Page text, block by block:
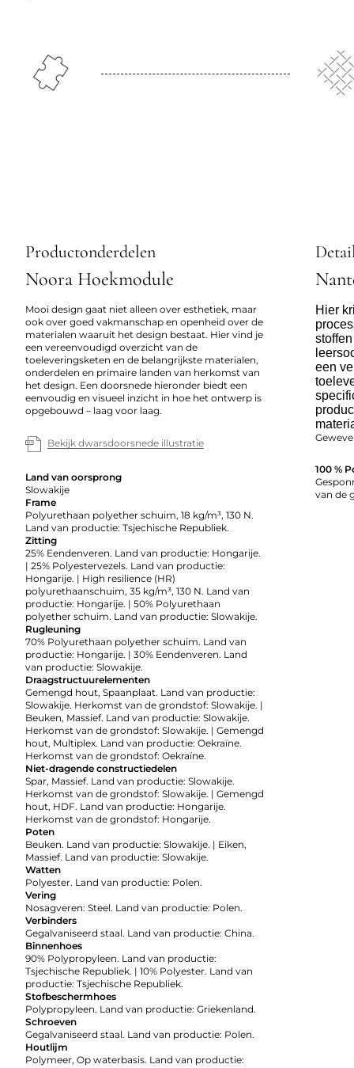
Productonderdelen
Noora Hoekmodule
Mooi design gaat niet alleen over esthetiek, maar
ook over goed vakmanschap en openheid over de
materialen waaruit het design bestaat. Hier vind je
een vereenvoudigd overzicht van de
toeleveringsketen en de belangrijkste materialen,
onderdelen en primaire landen van herkomst van
het design. Een doorsnede hieronder biedt een
eenvoudig en visueel inzicht in hoe het ontwerp is
opgebouwd – laag voor laag.
Bekijk dwarsdoorsnede illustratie
Land van oorsprong
Slowakije
Frame
Polyurethaan polyether schuim, 18 kg/m³, 130 N.
Land van productie: Tsjechische Republiek.
Zitting
25% Eendenveren. Land van productie: Hongarije.
| 25% Polyestervezels. Land van productie:
Hongarije. | High resilience (HR)
polyurethaanschuim, 35 kg/m³, 130 N. Land van
productie: Hongarije. | 50% Polyurethaan
polyether schuim. Land van productie: Slowakije.
Rugleuning
70% Polyurethaan polyether schuim. Land van
productie: Hongarije. | 30% Eendenveren. Land
van productie: Slowakije.
Draagstructuurelementen
Gemengd hout, Spaanplaat. Land van productie:
Slowakije. Herkomst van de grondstof: Slowakije. |
Beuken, Massief. Land van productie: Slowakije.
Herkomst van de grondstof: Slowakije. | Gemengd
hout, Multiplex. Land van productie: Oekraïne.
Herkomst van de grondstof: Oekraïne.
Niet-dragende constructiedelen
Spar, Massief. Land van productie: Slowakije.
Herkomst van de grondstof: Slowakije. | Gemengd
hout, HDF. Land van productie: Hongarije.
Herkomst van de grondstof: Hongarije.
Poten
Beuken. Land van productie: Slowakije. | Eiken,
Massief. Land van productie: Slowakije.
Watten
Polyester. Land van productie: Polen.
Vering
Nosagveren: Steel. Land van productie: Polen.
Verbinders
Gegalvaniseerd staal. Land van productie: China.
Binnenhoes
90% Polypropyleen. Land van productie:
Tsjechische Republiek. | 10% Polyester. Land van
productie: Tsjechische Republiek.
Stofbeschermhoes
Polypropyleen. Land van productie: Griekenland.
Schroeven
Gegalvaniseerd staal. Land van productie: Polen.
Houtlijm
Polymeer, Op waterbasis. Land van productie:
Hier
een
100 %
van de